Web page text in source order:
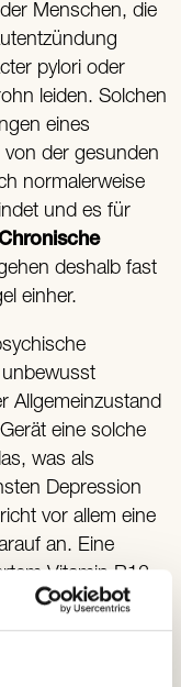
Menschen, die
pylori oder
leiden. Solchen
eines
von der gesunden
normalerweise
und es für
deshalb fast
einher.
Allgemeinzustand
eine solche
was als
Depression
vor allem eine
an. Eine
Vitamin B12
nach
Fall einen